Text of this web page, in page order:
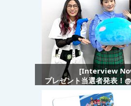
[Interview
プレゼント当選者発表！